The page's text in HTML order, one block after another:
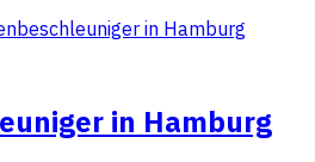
in Hamburg